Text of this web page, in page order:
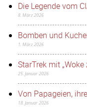
Die Legende vom
8. März 2026
Bomben und
1. März 2026
StarTrek mit
25. Januar 2026
Von Papageien,
18. Januar 2026